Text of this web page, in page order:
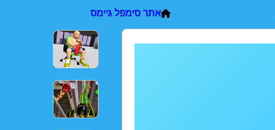
אתר סימפל גיימס